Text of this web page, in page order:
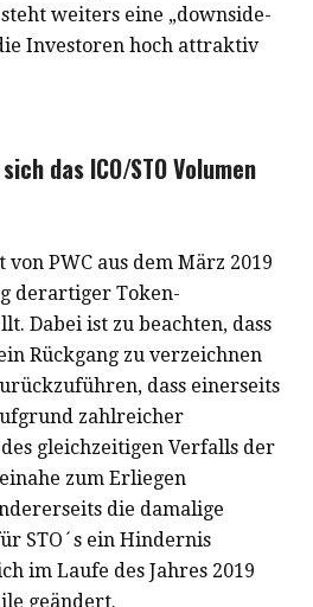
weiters eine „downside-
Investoren hoch attraktiv
das ICO/STO Volumen
von PWC aus dem März 2019
derartiger Token-
Dabei ist zu beachten, dass
Rückgang zu verzeichnen
dass einerseits
zahlreicher
gleichzeitigen Verfalls der
zum Erliegen
die damalige
STO´s ein Hindernis
im Laufe des Jahres 2019
geändert.